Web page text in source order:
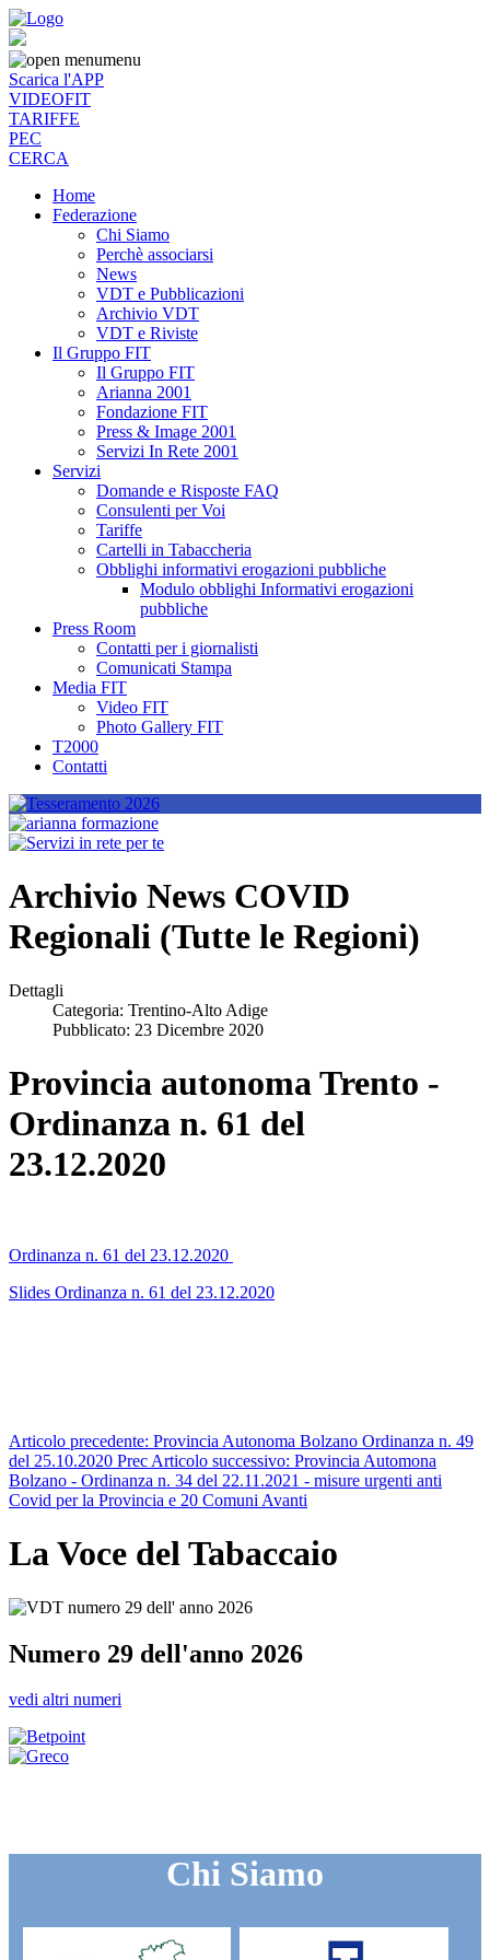
menu
Scarica l'APP
VIDEOFIT
TARIFFE
PEC
CERCA
Home
Federazione
Chi Siamo
Perchè associarsi
News
VDT e Pubblicazioni
Archivio VDT
VDT e Riviste
Il Gruppo FIT
Il Gruppo FIT
Arianna 2001
Fondazione FIT
Press & Image 2001
Servizi In Rete 2001
Servizi
Domande e Risposte FAQ
Consulenti per Voi
Tariffe
Cartelli in Tabaccheria
Obblighi informativi erogazioni pubbliche
Modulo obblighi Informativi erogazioni
pubbliche
Press Room
Contatti per i giornalisti
Comunicati Stampa
Media FIT
Video FIT
Photo Gallery FIT
T2000
Contatti
Archivio News COVID
Regionali (Tutte le Regioni)
Dettagli
Categoria: Trentino-Alto Adige
Pubblicato: 23 Dicembre 2020
Provincia autonoma Trento -
Ordinanza n. 61 del
23.12.2020
Ordinanza n. 61 del 23.12.2020
Slides Ordinanza n. 61 del 23.12.2020
Articolo precedente: Provincia Autonoma Bolzano Ordinanza n. 49
del 25.10.2020 Prec Articolo successivo: Provincia Automona
Bolzano - Ordinanza n. 34 del 22.11.2021 - misure urgenti anti
Covid per la Provincia e 20 Comuni Avanti
La Voce del Tabaccaio
Numero 29 dell'anno 2026
vedi altri numeri
Chi Siamo